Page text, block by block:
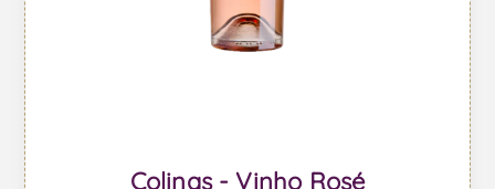
Colinas - Vinho Rosé